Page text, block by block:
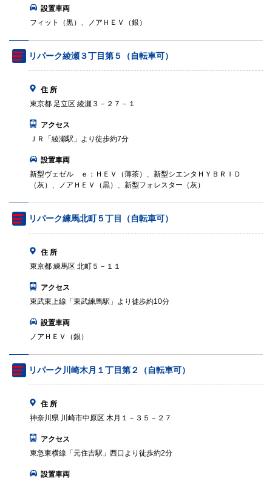
設置車両
フィット（黒）、ノアＨＥＶ（銀）
リパーク綾瀬３丁目第５（自転車可）
住 所
東京都 足立区 綾瀬３－２７－１
アクセス
ＪＲ「綾瀬駅」より徒歩約7分
設置車両
新型ヴェゼル ｅ：ＨＥＶ（薄茶）、新型シエンタＨＹＢＲＩＤ
（灰）、ノアＨＥＶ（黒）、新型フォレスター（灰）
リパーク練馬北町５丁目（自転車可）
住 所
東京都 練馬区 北町５－１１
アクセス
東武東上線「東武練馬駅」より徒歩約10分
設置車両
ノアＨＥＶ（銀）
リパーク川崎木月１丁目第２（自転車可）
住 所
神奈川県 川崎市中原区 木月１－３５－２７
アクセス
東急東横線「元住吉駅」西口より徒歩約2分
設置車両